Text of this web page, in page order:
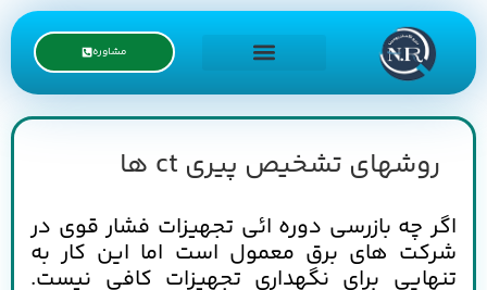
مشاوره
روشهای تشخیص پیری ct ها
اگر چه بازرسی دوره ائی تجهیزات فشار قوی در
شرکت های برق معمول است اما این کار به
تنهایی برای نگهداری تجهیزات کافی نیست.